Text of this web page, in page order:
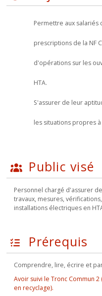
Permettre aux
prescriptions de la NF
d'opérations sur les
HTA.
S'assurer de leur
les situations propres
Public visé
Personnel chargé d'assurer
travaux, mesures,
installations électriques en
Prérequis
Comprendre, lire, écrire et
Avoir suivi le Tronc Commun
en recyclage).